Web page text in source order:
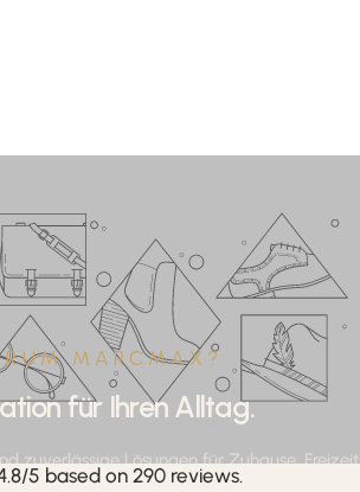
MARCMAX?
für Ihren Alltag.
zuverlässige Lösungen für Zuhause, Freizeit
5 based on 290 reviews.